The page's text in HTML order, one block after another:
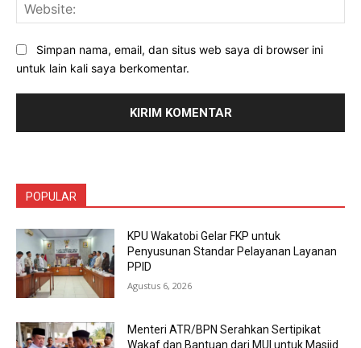
Simpan nama, email, dan situs web saya di browser ini
untuk lain kali saya berkomentar.
POPULAR
KPU Wakatobi Gelar FKP untuk
Penyusunan Standar Pelayanan Layanan
PPID
Agustus 6, 2026
Menteri ATR/BPN Serahkan Sertipikat
Wakaf dan Bantuan dari MUI untuk Masjid